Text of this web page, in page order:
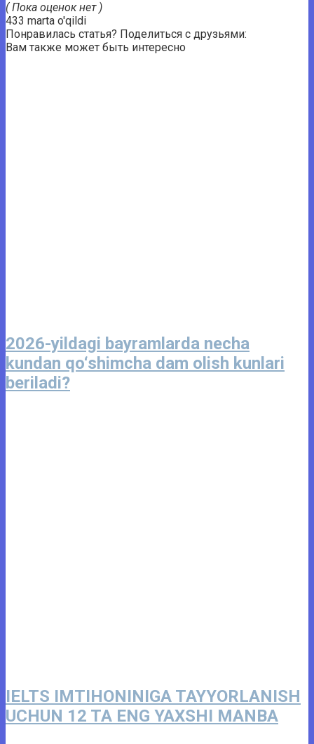
( Пока оценок нет )
433 marta o'qildi
Понравилась статья? Поделиться с друзьями:
Вам также может быть интересно
2026-yildagi bayramlarda necha
kundan qo‘shimcha dam olish kunlari
beriladi?
IELTS IMTIHONINIGA TAYYORLANISH
UCHUN 12 TA ENG YAXSHI MANBA